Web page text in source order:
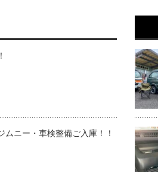
ムニー・車検整備ご入庫！！